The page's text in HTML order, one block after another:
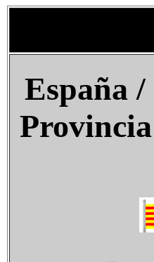
España/